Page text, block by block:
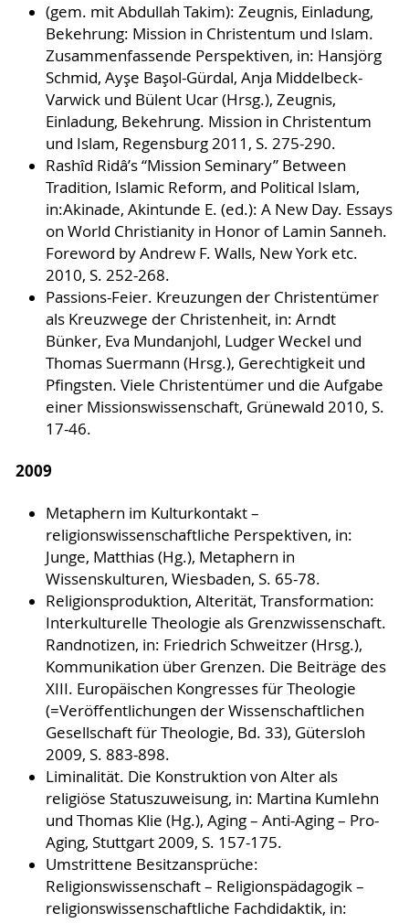
(gem. mit Abdullah Takim): Zeugnis, Einladung,
Bekehrung: Mission in Christentum und Islam.
Zusammenfassende Perspektiven, in: Hansjörg
Schmid, Ayşe Başol-Gürdal, Anja Middelbeck-
Varwick und Bülent Ucar (Hrsg.), Zeugnis,
Einladung, Bekehrung. Mission in Christentum
und Islam, Regensburg 2011, S. 275-290.
Rashîd Ridâ’s “Mission Seminary” Between
Tradition, Islamic Reform, and Political Islam,
in:Akinade, Akintunde E. (ed.): A New Day. Essays
on World Christianity in Honor of Lamin Sanneh.
Foreword by Andrew F. Walls, New York etc.
2010, S. 252-268.
Passions-Feier. Kreuzungen der Christentümer
als Kreuzwege der Christenheit, in: Arndt
Bünker, Eva Mundanjohl, Ludger Weckel und
Thomas Suermann (Hrsg.), Gerechtigkeit und
Pfingsten. Viele Christentümer und die Aufgabe
einer Missionswissenschaft, Grünewald 2010, S.
17-46.
2009
Metaphern im Kulturkontakt –
religionswissenschaftliche Perspektiven, in:
Junge, Matthias (Hg.), Metaphern in
Wissenskulturen, Wiesbaden, S. 65-78.
Religionsproduktion, Alterität, Transformation:
Interkulturelle Theologie als Grenzwissenschaft.
Randnotizen, in: Friedrich Schweitzer (Hrsg.),
Kommunikation über Grenzen. Die Beiträge des
XIII. Europäischen Kongresses für Theologie
(=Veröffentlichungen der Wissenschaftlichen
Gesellschaft für Theologie, Bd. 33), Gütersloh
2009, S. 883-898.
Liminalität. Die Konstruktion von Alter als
religiöse Statuszuweisung, in: Martina Kumlehn
und Thomas Klie (Hg.), Aging – Anti-Aging – Pro-
Aging, Stuttgart 2009, S. 157-175.
Umstrittene Besitzansprüche:
Religionswissenschaft – Religionspädagogik –
religionswissenschaftliche Fachdidaktik, in: